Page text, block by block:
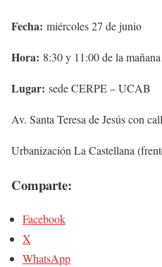
Fecha: miércoles 27 de junio
Hora: 8:30 y 11:00 de la mañana
Lugar: sede CERPE – UCAB
Av. Santa Teresa de Jesús con
Urbanización La Castellana
Comparte:
Facebook
X
WhatsApp